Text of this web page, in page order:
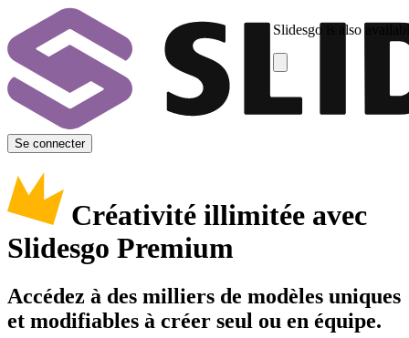
Slidesgo is also
Se connecter
Créativité illimitée avec
Slidesgo Premium
Accédez à des milliers de modèles uniques
et modifiables à créer seul ou en équipe.